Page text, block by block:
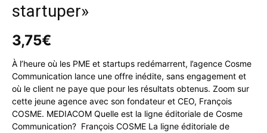
startuper»
3,75€
À l’heure où les PME et startups redémarrent, l’agence Cosme
Communication lance une offre inédite, sans engagement et
où le client ne paye que pour les résultats obtenus. Zoom sur
cette jeune agence avec son fondateur et CEO, François
COSME. MEDIACOM Quelle est la ligne éditoriale de Cosme
Communication? François COSME La ligne éditoriale de